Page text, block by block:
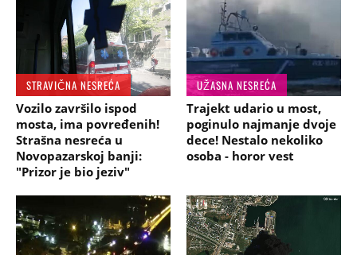
STRAVIČNA NESREĆA
Vozilo završilo ispod
mosta, ima povređenih!
Strašna nesreća u
Novopazarskoj banji:
"Prizor je bio jeziv"
UŽASNA NESREĆA
Trajekt udario u most,
poginulo najmanje dvoje
dece! Nestalo nekoliko
osoba - horor vest